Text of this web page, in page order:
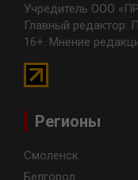
Учредитель ООО
Главный редактор:
16+. Мнение
Регионы
Смоленск
Белгород